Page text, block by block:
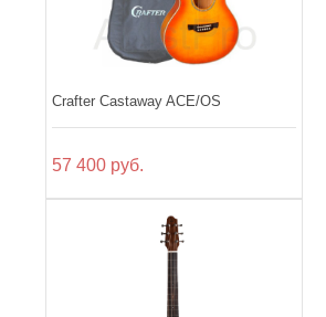
Crafter Castaway ACE/OS
57 400 руб.